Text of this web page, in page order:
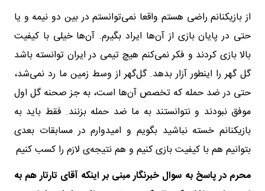
از بازیکنانم راضی هستم واقعا نمی‌توانستم در بین دو نیمه و یا
حتی در پایان بازی از آن‌ها ایراد بگیرم. آن‌ها خیلی با کیفیت
بالا بازی کردند و فکر نمی‌کنم هیچ تیمی در ایران توانسته باشد
گل گهر را اینطور آزار بدهد. گل‌گهر از وسط زمین ما رد نمی‌شد،
حتی در ضد حمله که تخصص آن‌ها است، به جز صحنه گل اول
موفق نبودند و نتوانستند به ما ضد حمله بزنند. فقط باید به
بازیکنانم خسته نباشید بگویم و امیدوارم در مسابقات بعدی
بتوانیم هم با کیفیت بازی کنیم و هم نتیجه‌ی لازم را کسب کنیم
محرم در پاسخ به سوال خبرنگار مبنی بر اینکه آقای تارتار هم به